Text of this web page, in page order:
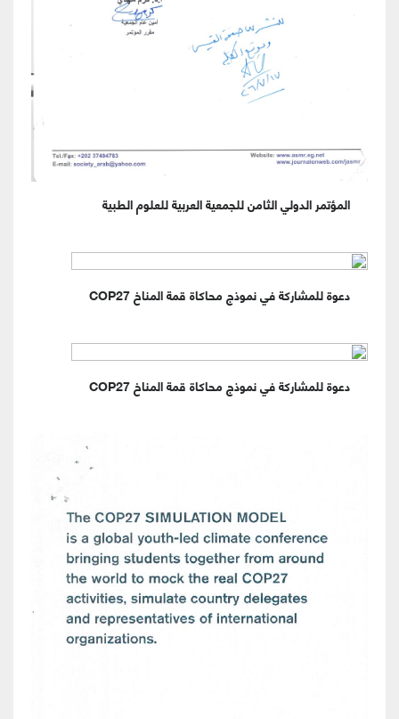
المؤتمر الدولي الثامن للجمعية العربية للعلوم الطبية
دعوة للمشاركة في نموذج محاكاة قمة المناخ COP27
دعوة للمشاركة في نموذج محاكاة قمة المناخ COP27